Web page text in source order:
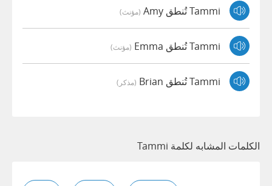
Tammi تُنطق Amy (مؤنث)
Tammi تُنطق Emma (مؤنث)
Tammi تُنطق Brian (مذكر)
الكلمات المشابه لكلمة Tammi